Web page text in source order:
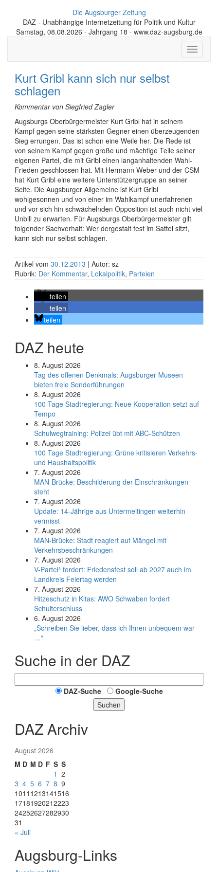
Die Augsburger Zeitung
DAZ - Unabhängige Internetzeitung für Politik und Kultur
Samstag, 08.08.2026 - Jahrgang 18 - www.daz-augsburg.de
Toggle
Kurt Gribl kann sich nur selbst
schlagen
Kommentar von Siegfried Zagler
Augsburgs Oberbürgermeister Kurt Gribl hat in seinem
Kampf gegen seine stärksten Gegner einen überzeugenden
Sieg errungen. Das ist schon eine Weile her. Die Rede ist
von seinem Kampf gegen große und mächtige Teile seiner
eigenen Partei, die mit Gribl einen langanhaltenden Wahl-
Frieden geschlossen hat. Mit Hermann Weber und der CSM
hat Kurt Gribl eine weitere Unterstützergruppe an seiner
Seite. Die Augsburger Allgemeine ist Kurt Gribl
wohlgesonnen und von einer im Wahlkampf unerfahrenen
und vor sich hin schwächelnden Opposition ist auch nicht viel
Unbill zu erwarten. Für Augsburgs Oberbürgermeister gilt
folgender Sachverhalt: Wer dergestalt fest im Sattel sitzt,
kann sich nur selbst schlagen.
Artikel vom 30.12.2013 | Autor: sz
Rubrik: Der Kommentar, Lokalpolitik, Parteien
teilen
teilen
teilen
DAZ heute
8. August 2026
Tag des offenen Denkmals: Augsburger Museen
bieten freie Sonderführungen
8. August 2026
100 Tage Stadtregierung: Neue Kooperation setzt auf
Tempo
8. August 2026
Schul­weg­trai­ning: Poli­zei übt mit ABC-Schüt­zen
8. August 2026
100 Tage Stadtregierung: Grüne kritisieren Verkehrs-
und Haushaltspolitik
7. August 2026
MAN-Brücke: Beschilderung der Einschränkungen
steht
7. August 2026
Update: 14-Jährige aus Untermeitingen weiterhin
vermisst
7. August 2026
MAN-Brücke: Stadt reagiert auf Mängel mit
Verkehrsbeschränkungen
7. August 2026
V-Partei­³ fordert: Friedens­fest soll ab 2027 auch im
Land­kreis Feier­tag werden
7. August 2026
Hitzeschutz in Kitas: AWO Schwaben fordert
Schulterschluss
6. August 2026
„Schreiben Sie lieber, dass ich Ihnen unbequem war
…“
Suche in der DAZ
DAZ-Suche
Google-Suche
Suchen
DAZ Archiv
August 2026
M D M D F S S
1 2
3 4 5 6 7 8 9
1011 1213141516
17181920212223
24252627282930
31
« Juli
Augsburg-Links